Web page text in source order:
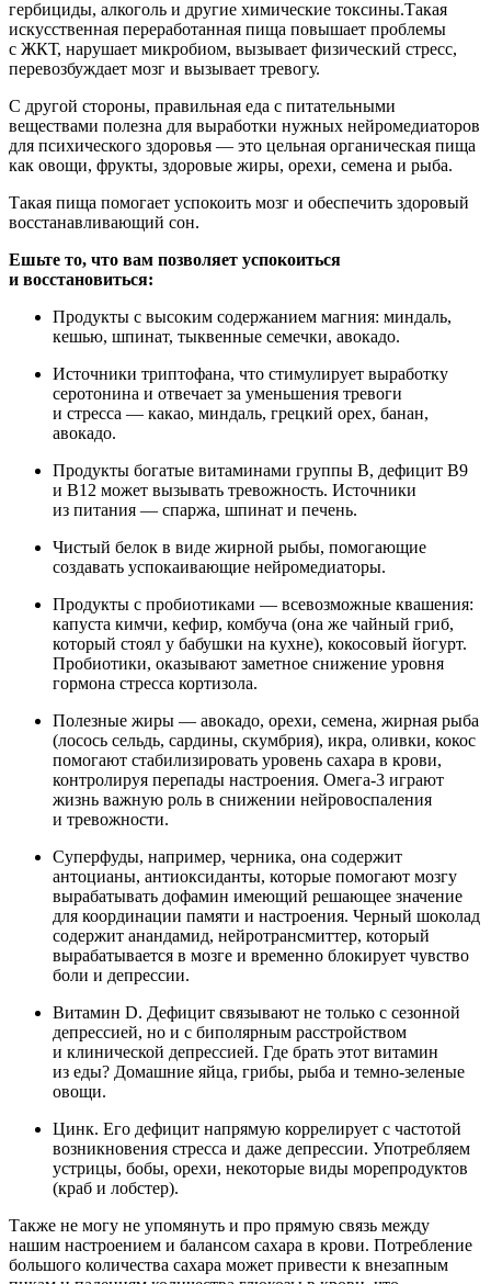
гербициды, алкоголь и другие химические токсины.Такая
искусственная переработанная пища повышает проблемы
с ЖКТ, нарушает микробиом, вызывает физический стресс,
перевозбуждает мозг и вызывает тревогу.
С другой стороны, правильная еда с питательными
веществами полезна для выработки нужных нейромедиаторов
для психического здоровья — это цельная органическая пища
как овощи, фрукты, здоровые жиры, орехи, семена и рыба.
Такая пища помогает успокоить мозг и обеспечить здоровый
восстанавливающий сон.
Ешьте то, что вам позволяет успокоиться
и восстановиться:
Продукты с высоким содержанием магния: миндаль,
кешью, шпинат, тыквенные семечки, авокадо.
Источники триптофана, что стимулирует выработку
серотонина и отвечает за уменьшения тревоги
и стресса — какао, миндаль, грецкий орех, банан,
авокадо.
Продукты богатые витаминами группы В, дефицит В9
и В12 может вызывать тревожность. Источники
из питания — спаржа, шпинат и печень.
Чистый белок в виде жирной рыбы, помогающие
создавать успокаивающие нейромедиаторы.
Продукты с пробиотиками — всевозможные квашения:
капуста кимчи, кефир, комбуча (она же чайный гриб,
который стоял у бабушки на кухне), кокосовый йогурт.
Пробиотики, оказывают заметное снижение уровня
гормона стресса кортизола.
Полезные жиры — авокадо, орехи, семена, жирная рыба
(лосось сельдь, сардины, скумбрия), икра, оливки, кокос
помогают стабилизировать уровень сахара в крови,
контролируя перепады настроения. Омега-3 играют
жизнь важную роль в снижении нейровоспаления
и тревожности.
Суперфуды, например, черника, она содержит
антоцианы, антиоксиданты, которые помогают мозгу
вырабатывать дофамин имеющий решающее значение
для координации памяти и настроения. Черный шоколад
содержит анандамид, нейротрансмиттер, который
вырабатывается в мозге и временно блокирует чувство
боли и депрессии.
Витамин D. Дефицит связывают не только с сезонной
депрессией, но и с биполярным расстройством
и клинической депрессией. Где брать этот витамин
из еды? Домашние яйца, грибы, рыба и темно-зеленые
овощи.
Цинк. Его дефицит напрямую коррелирует с частотой
возникновения стресса и даже депрессии. Употребляем
устрицы, бобы, орехи, некоторые виды морепродуктов
(краб и лобстер).
Также не могу не упомянуть и про прямую связь между
нашим настроением и балансом сахара в крови. Потребление
большого количества сахара может привести к внезапным